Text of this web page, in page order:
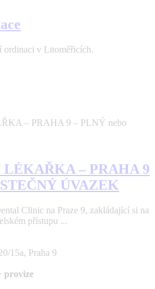
ordinaci v Litoměřicích.
– PRAHA 9
ÚVAZEK
Clinic na Praze 9, zakládající si na
přístupu ...
15a, Praha 9
provize